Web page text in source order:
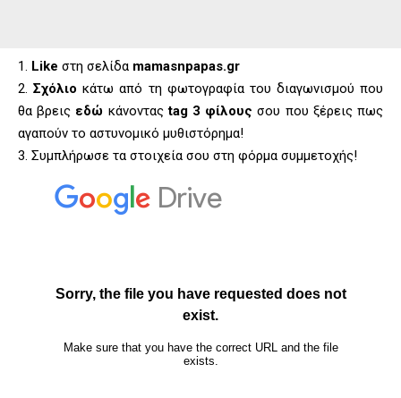
1. Like στη σελίδα mamasnpapas.gr
2.Σχόλιο κάτω από τη φωτογραφία του διαγωνισμού που
θα βρεις εδώ κάνονταςtag 3 φίλους σου που ξέρεις πως
αγαπούν το αστυνομικό μυθιστόρημα!
3. Συμπλήρωσε τα στοιχεία σου στη φόρμα συμμετοχής!